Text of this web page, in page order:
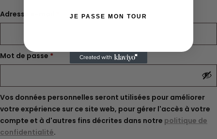
Adresse e-mail
Mot de passe *
Vos données personnelles seront utilisées pour améliorer
votre expérience sur ce site web, pour gérer l'accès à votre
compte et à d'autres fins décrites dans notre politique de
confidentialité.
JE PASSE MON TOUR